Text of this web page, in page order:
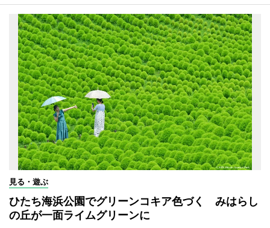
見る・遊ぶ
ひたち海浜公園でグリーンコキア色づく みはらし
の丘が一面ライムグリーンに